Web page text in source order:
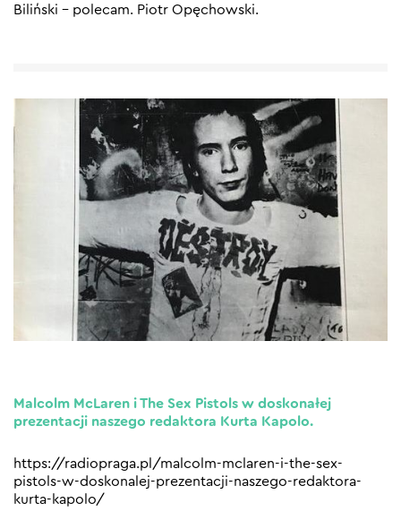
Biliński – polecam. Piotr Opęchowski.
Malcolm McLaren i The Sex Pistols w doskonałej
prezentacji naszego redaktora Kurta Kapolo.
https://radiopraga.pl/malcolm-mclaren-i-the-sex-
pistols-w-doskonalej-prezentacji-naszego-redaktora-
kurta-kapolo/